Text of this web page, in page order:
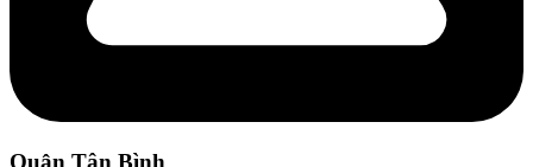
Quận Tân Bình